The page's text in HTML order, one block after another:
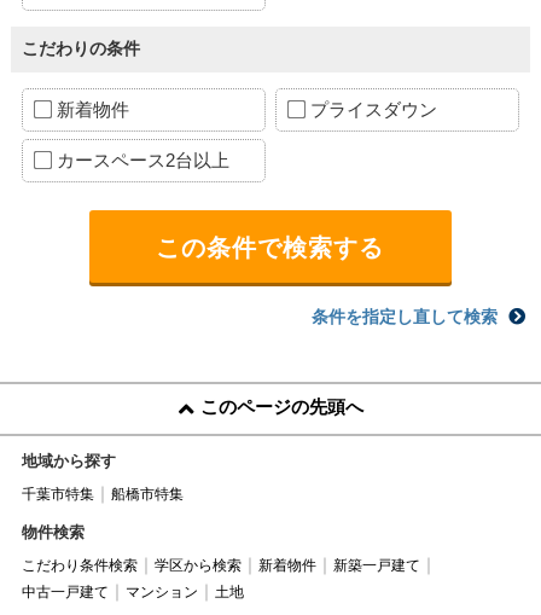
こだわりの条件
新着物件 プライスダウン
カースペース2台以上
条件を指定し直して検索
このページの先頭へ
地域から探す
千葉市特集 船橋市特集
物件検索
こだわり条件検索 学区から検索 新着物件
新築一戸建て
中古一戸建て
マンション 土地